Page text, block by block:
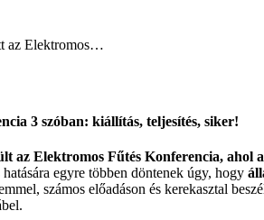
az Elektromos…
3 szóban: kiállítás, teljesítés, siker!
az Elektromos Fűtés Konferencia, ahol
egyre többen döntenek úgy, hogy
számos előadáson és kerekasztal